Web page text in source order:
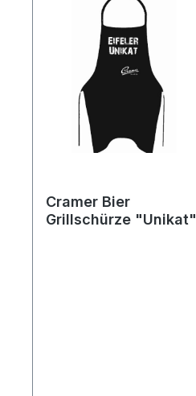
Cramer Bier
Grillschürze "Unikat"